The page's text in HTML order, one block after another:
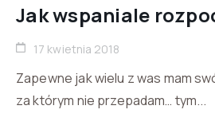
Jak wspaniale
17 kwietnia 2018
Zapewne jak wielu z was mam
za którym nie przepadam… tym...